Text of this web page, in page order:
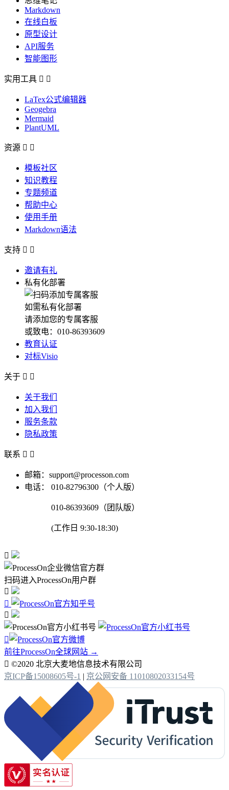
Markdown
在线白板
原型设计
API服务
智能图形
实用工具  
LaTex公式编辑器
Geogebra
Mermaid
PlantUML
资源  
模板社区
知识教程
专题频道
帮助中心
使用手册
Markdown语法
支持  
邀请有礼
私有化部署
如需私有化部署
请添加您的专属客服
或致电：010-86393609
教育认证
对标Visio
关于  
关于我们
加入我们
服务条款
隐私政策
联系  
邮箱：support@processon.com
电话：
010-82796300（个人版）
010-86393609（团队版）
(工作日 9:30-18:30)

扫码进入ProcessOn用户群




前往ProcessOn全球网站 →
 ©2020 北京大麦地信息技术有限公司
京ICP备15008605号-1 | 京公网安备 11010802033154号